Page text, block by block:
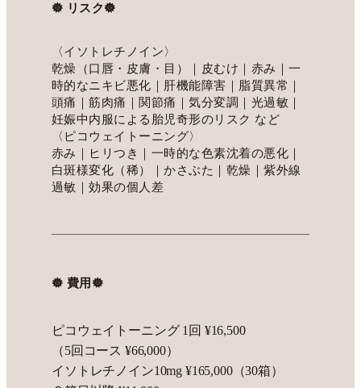
𖣔 リスク𖣔
〈イソトレチノイン〉
乾燥（口唇・皮膚・目）｜皮むけ｜赤み｜一
時的なニキビ悪化｜肝機能障害｜脂質異常｜
頭痛｜筋肉痛｜関節痛｜気分変調｜光過敏｜
妊娠中内服による胎児奇形のリスク など
〈ピコウェイトーニング〉
赤み｜ヒリつき｜一時的な色素沈着の悪化｜
白斑様変化（稀）｜かさぶた｜乾燥｜紫外線
過敏｜効果の個人差
𖣔 費用𖣔
ピコウェイトーニング 1回 ¥16,500
（5回コース ¥66,000）
イソトレチノイン10mg ¥165,000（30箱）